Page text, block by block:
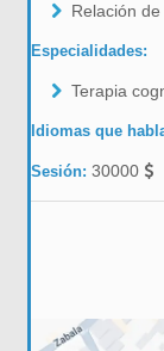
Relación
Especialidades:
Terapia
Idiomas que
Sesión:30000